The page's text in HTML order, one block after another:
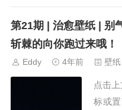
小贴
听上
第21期 | 治愈壁纸 | 别
斩棘的向你跑过来哦！
Eddy 4年前 壁纸
点击
标或